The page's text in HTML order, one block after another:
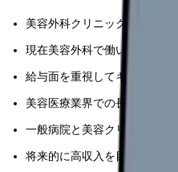
美容外科クリニックへの転職
現在美容外科で働いていて、
給与面を重視してキャリア選
美容医療業界での長期的なキ
一般病院と美容クリニックの
将来的に高収入を目指してい